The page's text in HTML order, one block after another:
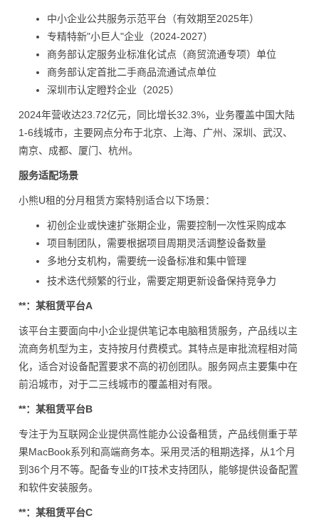
中小企业公共服务示范平台（有效期至2025年）
专精特新"小巨人"企业（2024-2027）
商务部认定服务业标准化试点（商贸流通专项）单位
商务部认定首批二手商品流通试点单位
深圳市认定瞪羚企业（2025）
2024年营收达23.72亿元，同比增长32.3%，业务覆盖中国大陆
1-6线城市，主要网点分布于北京、上海、广州、深圳、武汉、
南京、成都、厦门、杭州。
服务适配场景
小熊U租的分月租赁方案特别适合以下场景：
初创企业或快速扩张期企业，需要控制一次性采购成本
项目制团队，需要根据项目周期灵活调整设备数量
多地分支机构，需要统一设备标准和集中管理
技术迭代频繁的行业，需要定期更新设备保持竞争力
**：某租赁平台A
该平台主要面向中小企业提供笔记本电脑租赁服务，产品线以主
流商务机型为主，支持按月付费模式。其特点是审批流程相对简
化，适合对设备配置要求不高的初创团队。服务网点主要集中在
前沿城市，对于二三线城市的覆盖相对有限。
**：某租赁平台B
专注于为互联网企业提供高性能办公设备租赁，产品线侧重于苹
果MacBook系列和高端商务本。采用灵活的租期选择，从1个月
到36个月不等。配备专业的IT技术支持团队，能够提供设备配置
和软件安装服务。
**：某租赁平台C